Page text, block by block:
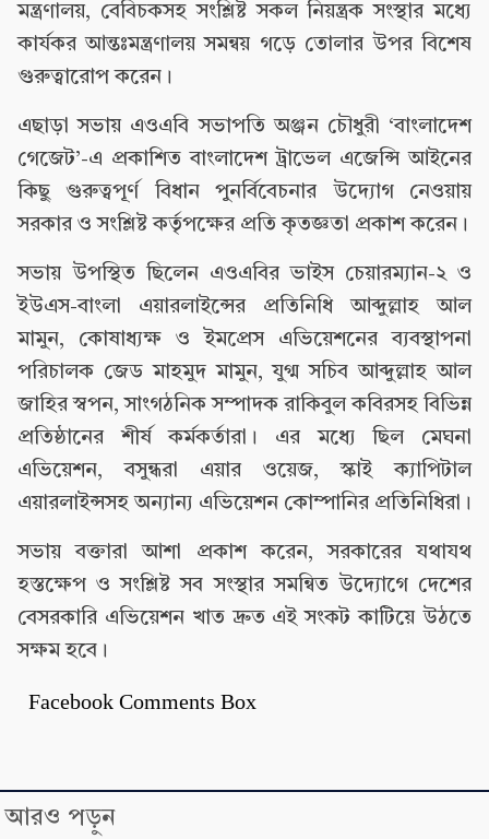
মন্ত্রণালয়, বেবিচকসহ সংশ্লিষ্ট সকল নিয়ন্ত্রক সংস্থার মধ্যে
কার্যকর আন্তঃমন্ত্রণালয় সমন্বয় গড়ে তোলার উপর বিশেষ
গুরুত্বারোপ করেন।
এছাড়া সভায় এওএবি সভাপতি অঞ্জন চৌধুরী ‘বাংলাদেশ
গেজেট’-এ প্রকাশিত বাংলাদেশ ট্রাভেল এজেন্সি আইনের
কিছু গুরুত্বপূর্ণ বিধান পুনর্বিবেচনার উদ্যোগ নেওয়ায়
সরকার ও সংশ্লিষ্ট কর্তৃপক্ষের প্রতি কৃতজ্ঞতা প্রকাশ করেন।
সভায় উপস্থিত ছিলেন এওএবির ভাইস চেয়ারম্যান-২ ও
ইউএস-বাংলা এয়ারলাইন্সের প্রতিনিধি আব্দুল্লাহ আল
মামুন, কোষাধ্যক্ষ ও ইমপ্রেস এভিয়েশনের ব্যবস্থাপনা
পরিচালক জেড মাহমুদ মামুন, যুগ্ম সচিব আব্দুল্লাহ আল
জাহির স্বপন, সাংগঠনিক সম্পাদক রাকিবুল কবিরসহ বিভিন্ন
প্রতিষ্ঠানের শীর্ষ কর্মকর্তারা। এর মধ্যে ছিল মেঘনা
এভিয়েশন, বসুন্ধরা এয়ার ওয়েজ, স্কাই ক্যাপিটাল
এয়ারলাইন্সসহ অন্যান্য এভিয়েশন কোম্পানির প্রতিনিধিরা।
সভায় বক্তারা আশা প্রকাশ করেন, সরকারের যথাযথ
হস্তক্ষেপ ও সংশ্লিষ্ট সব সংস্থার সমন্বিত উদ্যোগে দেশের
বেসরকারি এভিয়েশন খাত দ্রুত এই সংকট কাটিয়ে উঠতে
সক্ষম হবে।
Facebook Comments Box
আরও পড়ুন